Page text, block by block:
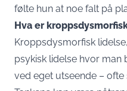
følte hun at noe falt på
Hva er
Kroppsdysmorfisk
psykisk lidelse hvor
ved eget utseende –